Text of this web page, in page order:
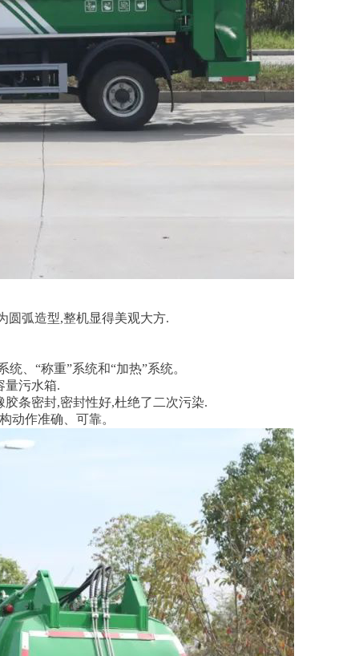
圆弧造型,整机显得美观大方.
、“称重”系统和“加热”系统。
量污水箱.
条密封,密封性好,杜绝了二次污染.
动作准确、可靠。